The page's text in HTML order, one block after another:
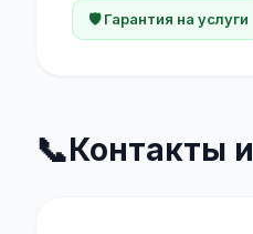
🛡️ Гарантия на услуги
📞Контакты